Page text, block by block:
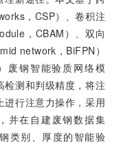
，CSP）、卷积注
，CBAM）、双向
network，BiFPN）
废钢智能验质网络模
检测和判级精度，将注
进行注意力操作，采用
并在自建废钢数据集
类别、厚度的智能验